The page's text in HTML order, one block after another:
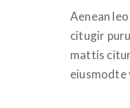
Aenean
citugir
mattis
eiusmodte